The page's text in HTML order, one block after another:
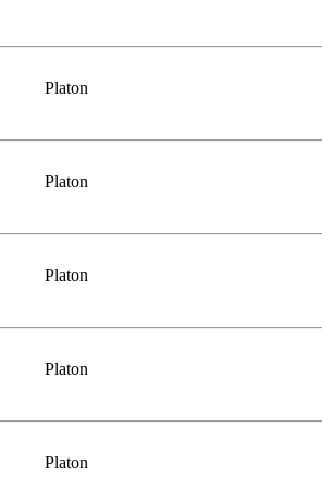
Platon
Platon
Platon
Platon
Platon